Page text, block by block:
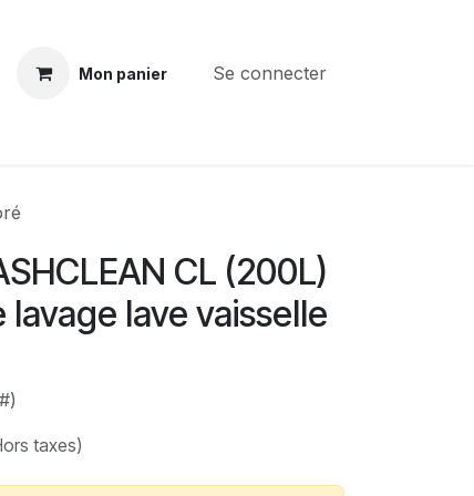
Mon panier Se connecter
CL (200L)
lave vaisselle
taxes)